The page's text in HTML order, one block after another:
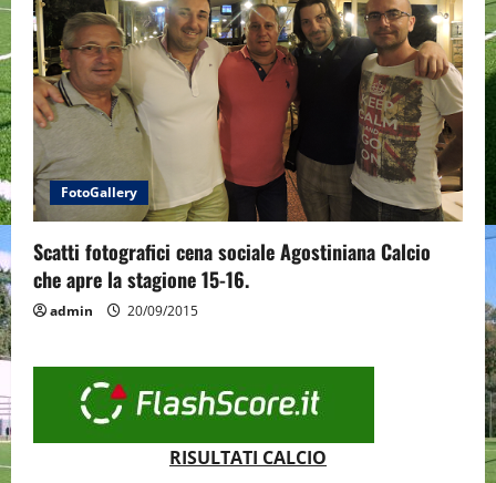
FotoGallery
Scatti fotografici cena sociale Agostiniana Calcio
che apre la stagione 15-16.
admin 20/09/2015
RISULTATI CALCIO